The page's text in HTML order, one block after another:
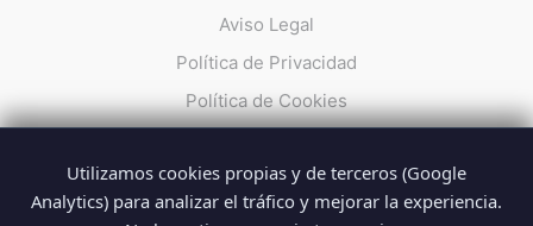
Aviso Legal
Política de Privacidad
Política de Cookies
Utilizamos cookies propias y de terceros (Google
Analytics) para analizar el tráfico y mejorar la experiencia.